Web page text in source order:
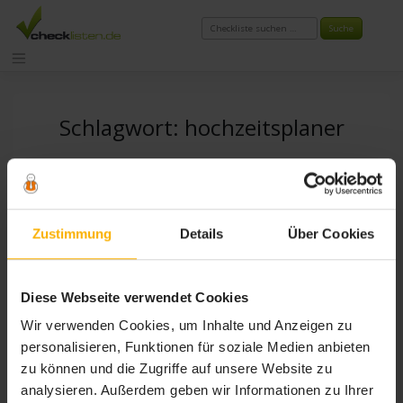
Zustimmung Details Über Cookies
Diese Webseite verwendet Cookies
Wir verwenden Cookies, um Inhalte und Anzeigen zu
personalisieren, Funktionen für soziale Medien anbieten
zu können und die Zugriffe auf unsere Website zu
analysieren. Außerdem geben wir Informationen zu Ihrer
Zum
Schlagwort: hochzeitsplaner